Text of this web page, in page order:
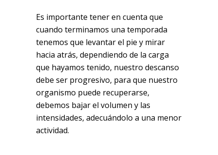
Es importante tener en cuenta que
cuando terminamos una temporada
tenemos que levantar el pie y mirar
hacia atrás, dependiendo de la carga
que hayamos tenido, nuestro descanso
debe ser progresivo, para que nuestro
organismo puede recuperarse,
debemos bajar el volumen y las
intensidades, adecuándolo a una menor
actividad.